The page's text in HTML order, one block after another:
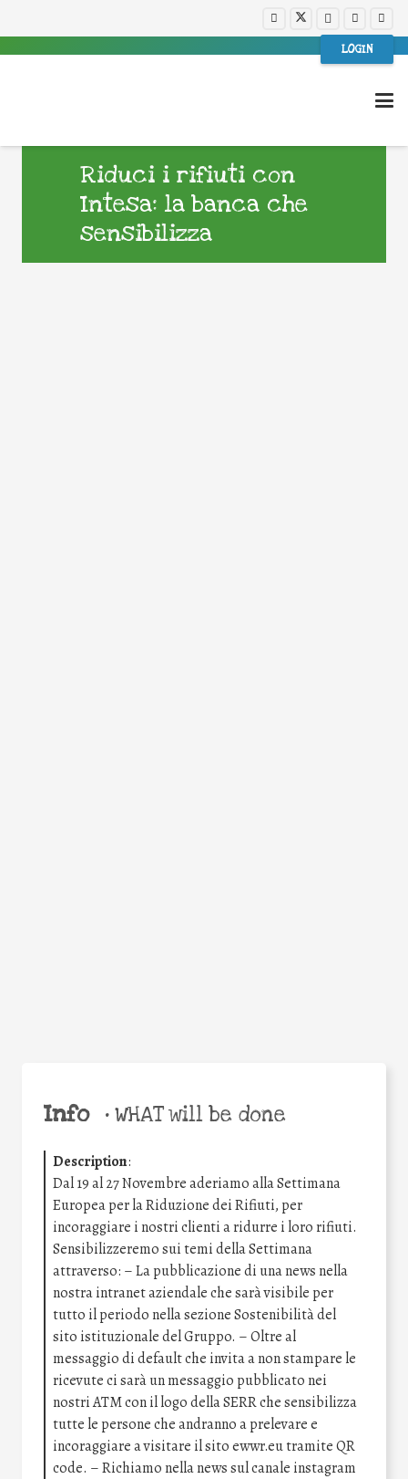
LOGIN
Riduci i rifiuti con
Intesa: la banca che
sensibilizza
Info •WHAT will be done
Description:
Dal 19 al 27 Novembre aderiamo alla Settimana
Europea per la Riduzione dei Rifiuti, per
incoraggiare i nostri clienti a ridurre i loro rifiuti.
Sensibilizzeremo sui temi della Settimana
attraverso: – La pubblicazione di una news nella
nostra intranet aziendale che sarà visibile per
tutto il periodo nella sezione Sostenibilità del
sito istituzionale del Gruppo. – Oltre al
messaggio di default che invita a non stampare le
ricevute ci sarà un messaggio pubblicato nei
nostri ATM con il logo della SERR che sensibilizza
tutte le persone che andranno a prelevare e
incoraggiare a visitare il sito ewwr.eu tramite QR
code. – Richiamo nella news sul canale instagram